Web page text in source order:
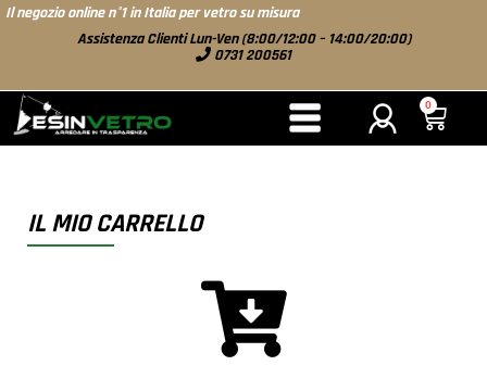
Il negozio online n°1 in Italia per vetro su misura
Assistenza Clienti Lun-Ven (8:00/12:00 – 14:00/20:00)
0731 200561
0
IL MIO CARRELLO